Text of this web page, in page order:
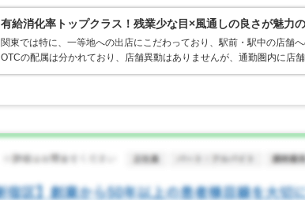
有給消化率トップクラス！残業少な目×風通しの良さが魅力
関東では特に、一等地への出店にこだわっており、駅前・駅中の店舗
OTCの配属は分かれており、店舗異動はありませんが、通勤圏内に店